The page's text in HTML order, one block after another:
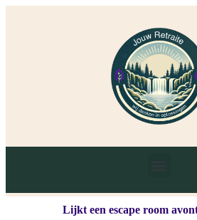
Lijkt een escape room